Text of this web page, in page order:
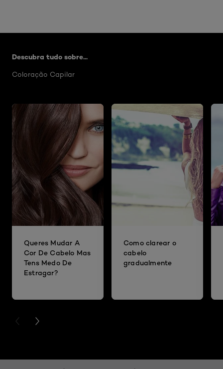
Descubra tudo sobre...
Coloração Capilar
Queres Mudar A
Cor De Cabelo Mas
Tens Medo De
Estragar?
Como clarear o
cabelo
gradualmente
PREVIOUS CARD
NEXT CARD